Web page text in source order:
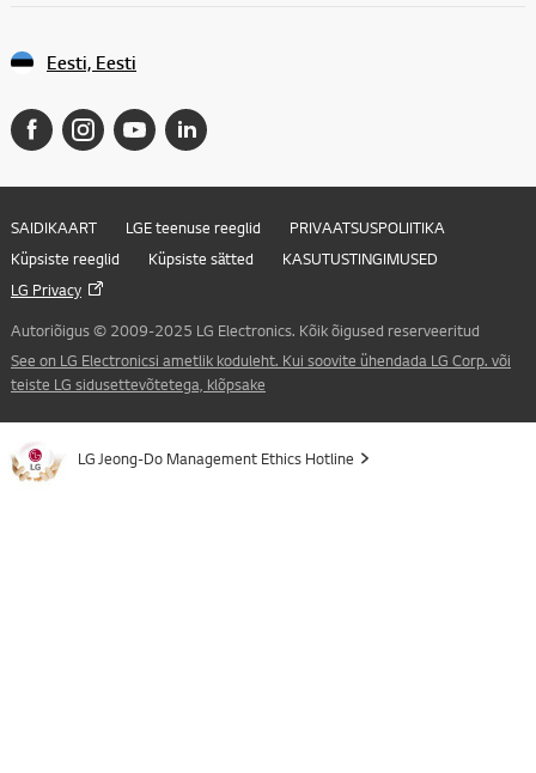
Eesti, Eesti
SAIDIKAART LGE teenuse reeglid
PRIVAATSUSPOLIITIKA
Küpsiste reeglid
Küpsiste sätted
KASUTUSTINGIMUSED
LG Privacy
Autoriõigus © 2009-2025 LG Electronics. Kõik õigused reserveeritud
See on LG Electronicsi ametlik koduleht. Kui soovite ühendada LG Corp. või
teiste LG sidusettevõtetega, klõpsake
LG Jeong-Do Management Ethics Hotline